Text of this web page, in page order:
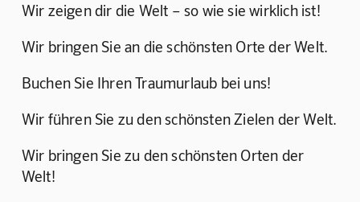
Wir zeigen dir die Welt – so wie sie wirklich ist!
Wir bringen Sie an die schönsten Orte der Welt.
Buchen Sie Ihren Traumurlaub bei uns!
Wir führen Sie zu den schönsten Zielen der Welt.
Wir bringen Sie zu den schönsten Orten der
Welt!